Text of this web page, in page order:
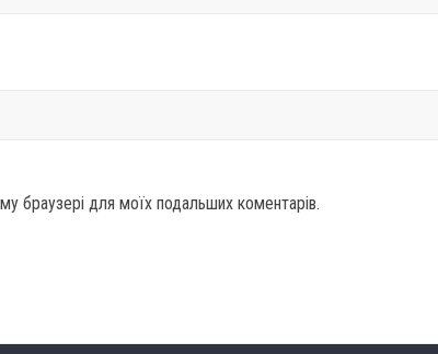
браузері для моїх подальших коментарів.